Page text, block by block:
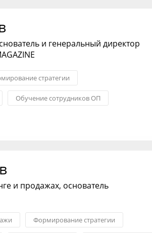
и генеральный директор
стратегии
Обучение сотрудников ОП
и продажах, основатель
Формирование стратегии